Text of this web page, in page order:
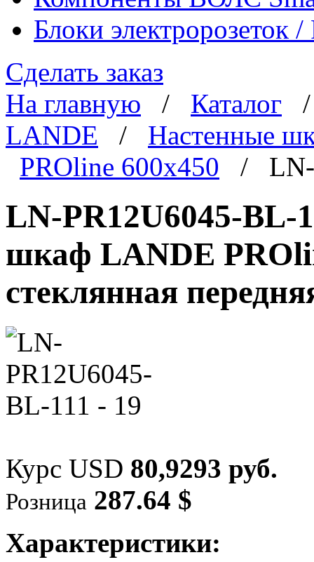
Блоки электророзеток
Сделать заказ
На главную / Каталог
LANDE / Настенные
PROline 600x450 / LN-
LN-PR12U6045-BL-
шкаф LANDE
стеклянная
Курс USD 80,9293 руб.
Розница 287.64 $
Характеристики: